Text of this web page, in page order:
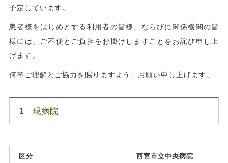
予定しています。
患者様をはじめとする利用者の皆様、ならびに関係機関の皆
様には、ご不便とご負担をお掛けしますことをお詫び申し上
げます。
何卒ご理解とご協力を賜りますよう、お願い申し上げます。
1 現病院
区分 西宮市立中央病院